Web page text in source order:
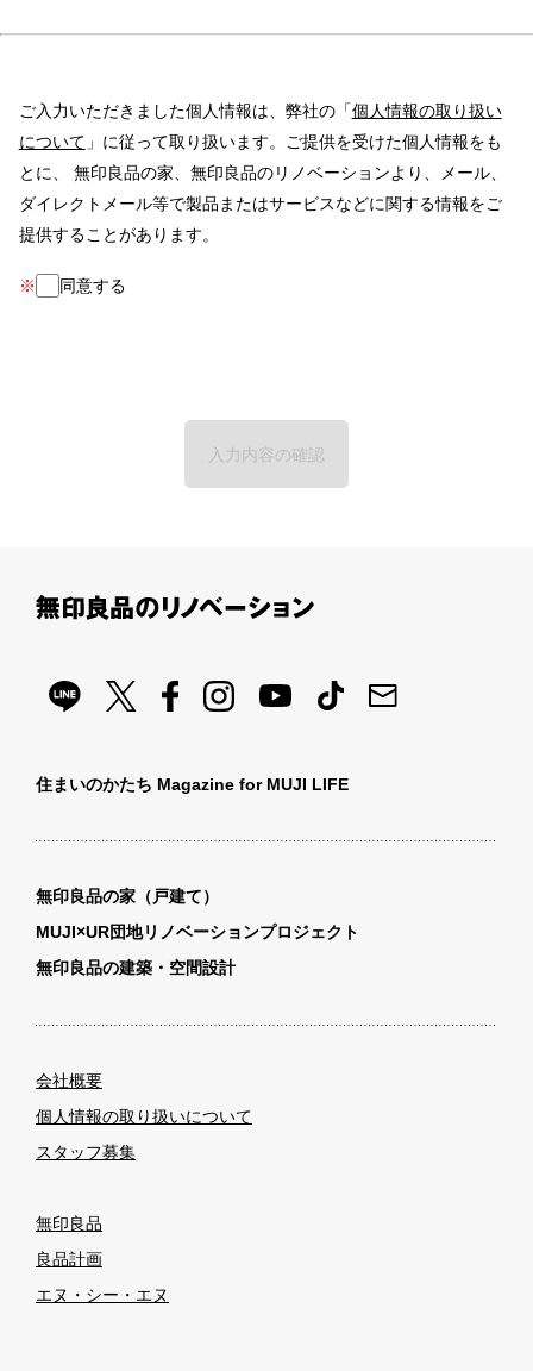
ご入力いただきました個人情報は、弊社の「個人情報の取り扱い
について 」に従って取り扱います。ご提供を受けた個人情報をも
とに、 無印良品の家、無印良品のリノベーションより、メール、
ダイレクトメール等で製品またはサービスなどに関する情報をご
提供することがあります。
※ 同意する
住まいのかたち Magazine for MUJI LIFE
無印良品の家（戸建て）
MUJI×UR団地リノベーションプロジェクト
無印良品の建築・空間設計
会社概要
個人情報の取り扱いについて
スタッフ募集
無印良品
良品計画
エヌ・シー・エヌ